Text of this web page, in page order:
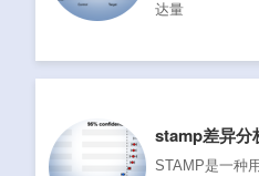
达量
stamp差异分
STAMP是一种